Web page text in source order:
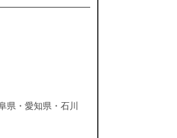
県・愛知県・石川